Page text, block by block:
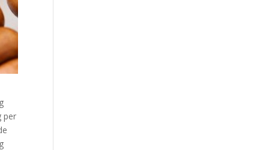
per